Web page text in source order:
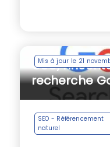
Mis à jour le 21
GSC,
recherche
SEO - Référencement
naturel